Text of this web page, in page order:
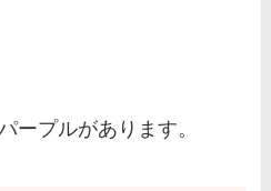
ープルがあります。